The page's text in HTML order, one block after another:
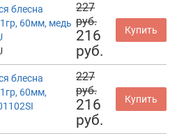
блесна
60мм, медь
227
руб.
216
руб.
Купить
блесна
60мм,
227
руб.
216
руб.
Купить